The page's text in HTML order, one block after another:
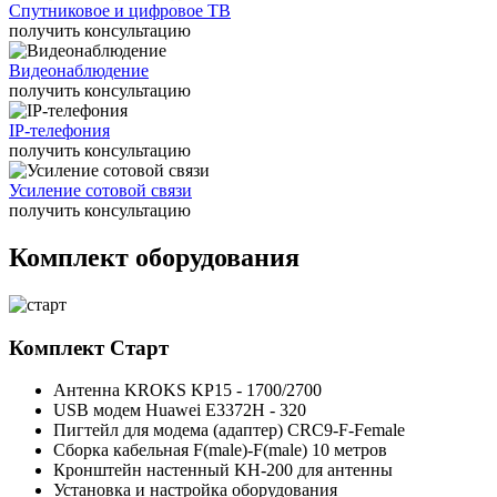
Спутниковое и цифровое ТВ
получить консультацию
Видеонаблюдение
получить консультацию
IP-телефония
получить консультацию
Усиление сотовой связи
получить консультацию
Комплект оборудования
Комплект Старт
Антенна KROKS KP15 - 1700/2700
USB модем Huawei E3372H - 320
Пигтейл для модема (адаптер) CRC9-F-Female
Сборка кабельная F(male)-F(male) 10 метров
Кронштейн настенный KH-200 для антенны
Установка и настройка оборудования